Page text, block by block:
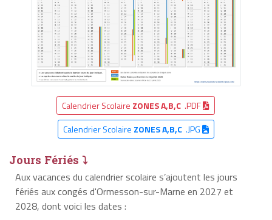
Calendrier Scolaire ZONES A,B,C .PDF
Calendrier Scolaire ZONES A,B,C.JPG
Jours Fériés ⤵
Aux vacances du calendrier scolaire s’ajoutent les jours
fériés aux congés d'Ormesson-sur-Marne en 2027 et
2028, dont voici les dates :